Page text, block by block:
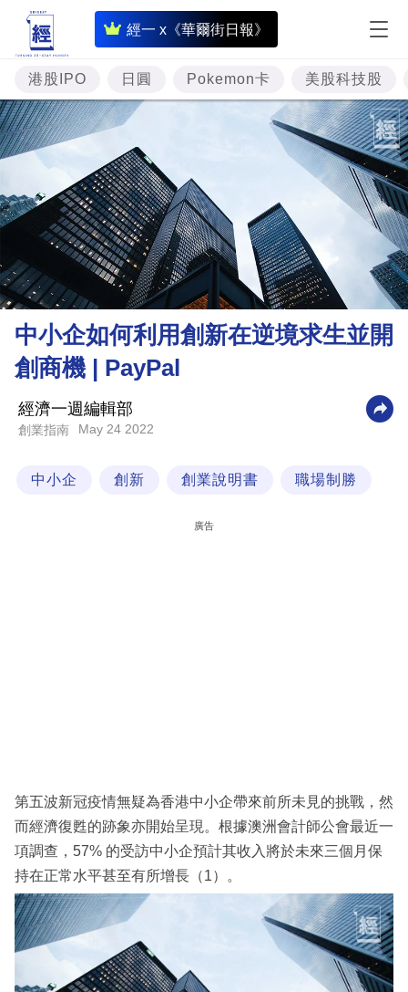
經一 x《華爾街日報》
即
時
財
經
專
題
投
資
樓
市
理
財
商
業
科
區
港股IPO 日圓 Pokemon卡 美股科技股
中小企如何利用創新在逆境求生並開
創商機 | PayPal
經濟一週編輯部
創業指南 May 24 2022
中小企 創新 創業說明書 職場制勝
廣告
第五波新冠疫情無疑為香港中小企帶來前所未見的挑戰，然
而經濟復甦的跡象亦開始呈現。根據澳洲會計師公會最近一
項調查，57% 的受訪中小企預計其收入將於未來三個月保
持在正常水平甚至有所增長（1）。